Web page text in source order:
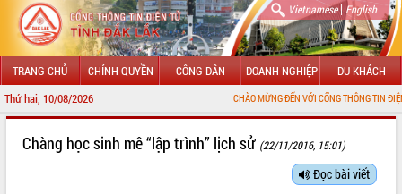
Vietnamese| English
TRANG CHỦ CHÍNH QUYỀN CÔNG DÂN DOANH NGHIỆP DU KHÁCH
Thứ hai, 10/08/2026 CHÀO MỪNG ĐẾN VỚI CỔNG THÔNG TIN ĐIỆN TỬ TỈNH ĐẮK
Chàng học sinh mê “lập trình” lịch sử (22/11/2016, 15:01)
Đọc bài viết